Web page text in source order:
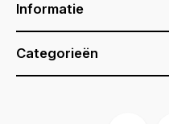
Informatie
Categorieën